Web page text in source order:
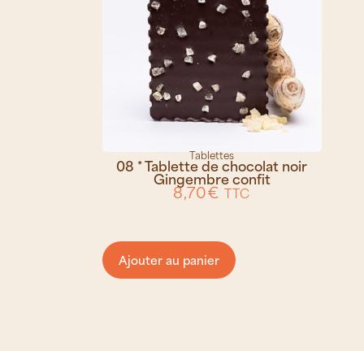
Tablettes
08 * Tablette de chocolat noir
Gingembre confit
8,70€ TTC
Ajouter au panier